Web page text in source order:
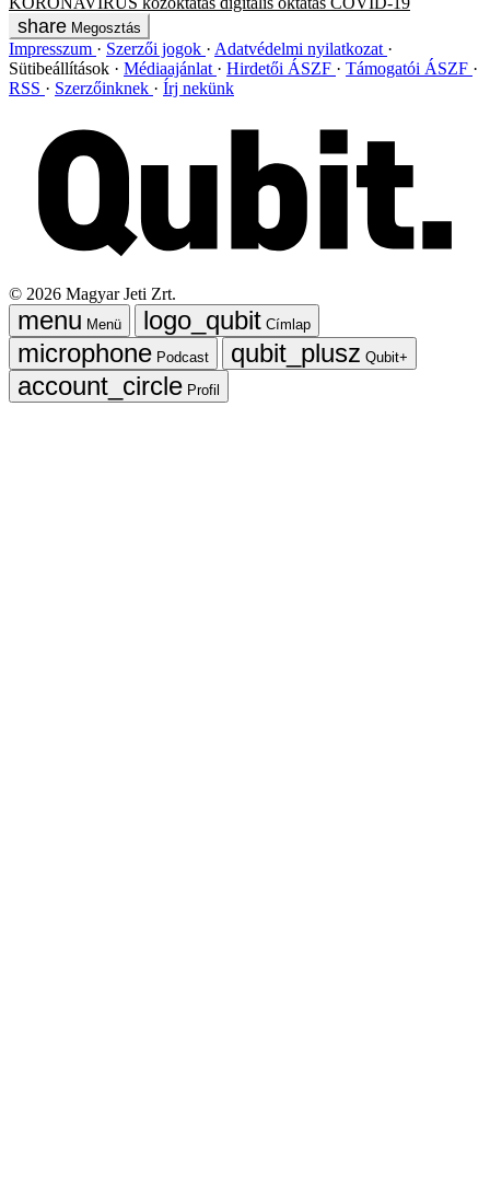
Megosztás
Impresszum Szerzői jogok
Adatvédelmi nyilatkozat
Sütibeállítások
Médiaajánlat Hirdetői ÁSZF
Támogatói ÁSZF
RSS
Szerzőinknek Írj nekünk
© 2026 Magyar Jeti Zrt.
Menü
Címlap
Podcast
Qubit+
Profil